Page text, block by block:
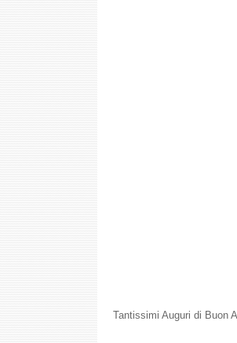
Tantissimi Auguri di Buon